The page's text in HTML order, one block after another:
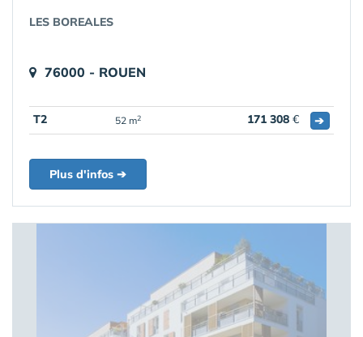
LES BOREALES
76000 - ROUEN
T2 52 m2 171 308 € ➔
Plus d'infos ➔